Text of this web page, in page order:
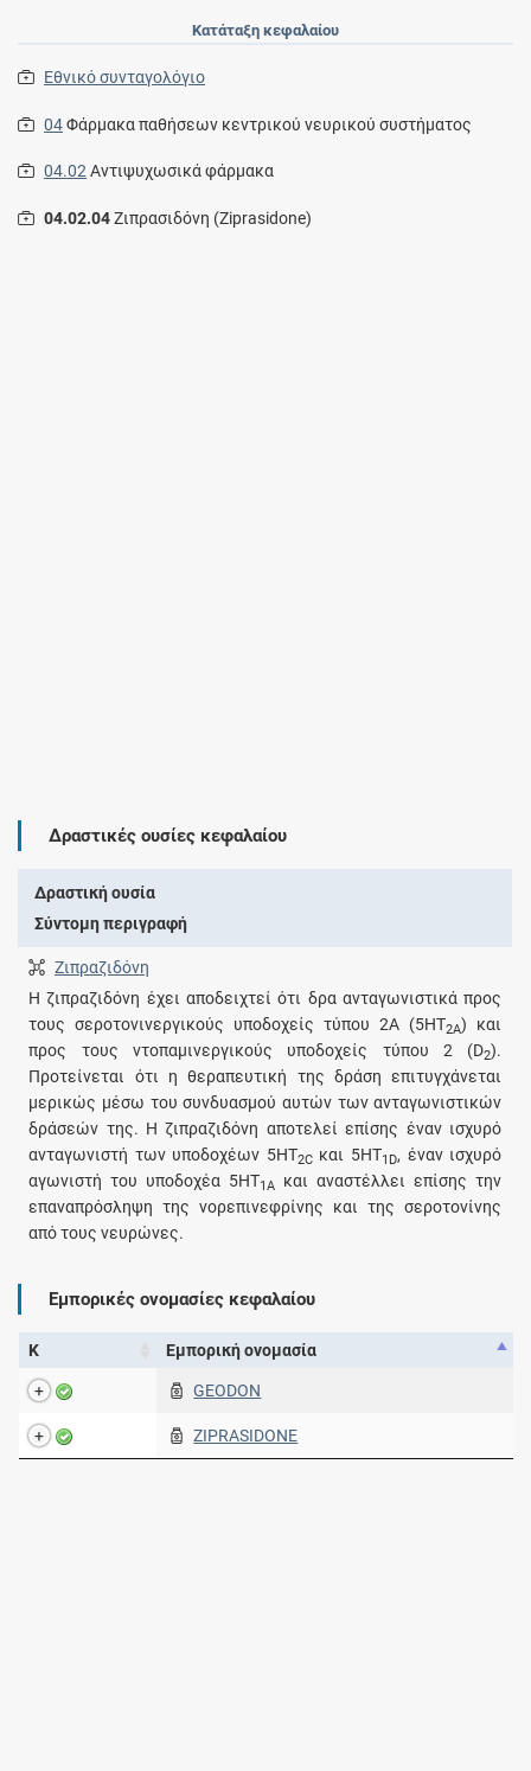
Κατάταξη κεφαλαίου
Εθνικό συνταγολόγιο
04Φάρμακα παθήσεων κεντρικού νευρικού συστήματος
04.02Αντιψυχωσικά φάρμακα
04.02.04Ζιπρασιδόνη (Ziprasidone)
Δραστικές ουσίες κεφαλαίου
Δραστική ουσία
Σύντομη περιγραφή
Ζιπραζιδόνη
Η ζιπραζιδόνη έχει αποδειχτεί ότι δρα ανταγωνιστικά προς
τους σεροτονινεργικούς υποδοχείς τύπου 2Α (5HT2A) και
προς τους ντοπαμινεργικούς υποδοχείς τύπου 2 (D2).
Προτείνεται ότι η θεραπευτική της δράση επιτυγχάνεται
μερικώς μέσω του συνδυασμού αυτών των ανταγωνιστικών
δράσεών της. Η ζιπραζιδόνη αποτελεί επίσης έναν ισχυρό
ανταγωνιστή των υποδοχέων 5HT2Cκαι 5HT1D, έναν ισχυρό
αγωνιστή του υποδοχέα 5HT1A
και αναστέλλει επίσης την
επαναπρόσληψη της νορεπινεφρίνης και της σεροτονίνης
από τους νευρώνες.
Εμπορικές ονομασίες κεφαλαίου
Κ Εμπορική ονομασία
GEODON
ZIPRASIDONE